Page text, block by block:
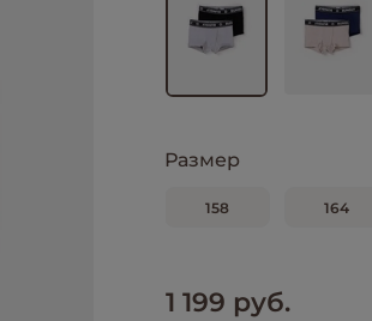
Размер
158 164
1 199 руб.